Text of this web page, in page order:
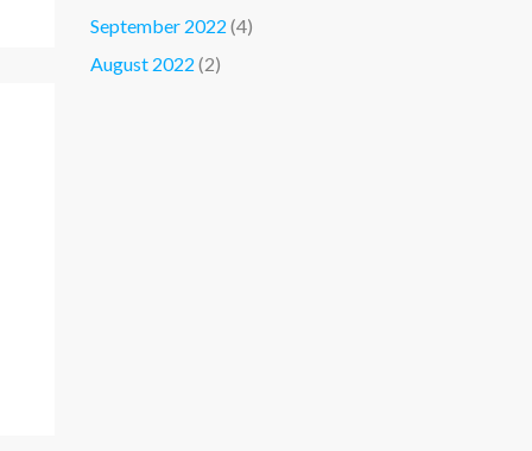
September 2022 (4)
August 2022 (2)